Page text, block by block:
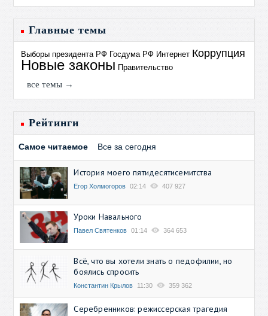
Главные темы
Выборы президента РФ Госдума РФ Интернет Коррупция
Новые законы Правительство
все темы →
Рейтинги
Самое читаемое Все за сегодня
История моего пятидесятисемитства
Егор Холмогоров 02:14 407 927
Уроки Навального
Павел Святенков 01:14 364 653
Всё, что вы хотели знать о педофилии, но
боялись спросить
Константин Крылов 11:30 359 362
Серебренников: режиссерская трагедия